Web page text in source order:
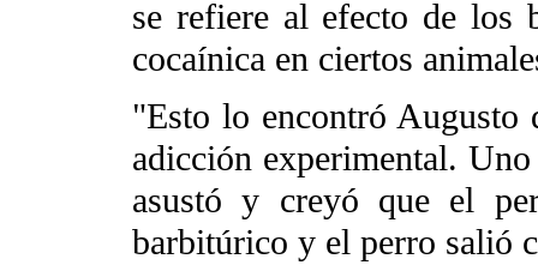
se refiere al efecto de los
cocaínica en ciertos
"Esto lo encontró Augusto
adicción experimental.
asustó y creyó que el
barbitúrico y el perro salió